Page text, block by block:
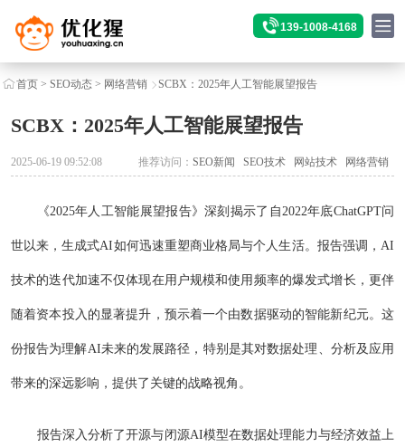
139-1008-4168
首页> SEO动态> 网络营销 SCBX：2025年人工智能展望报告
SCBX：2025年人工智能展望报告
2025-06-19 09:52:08 推荐访问：SEO新闻 SEO技术 网站技术 网络营销
《2025年人工智能展望报告》深刻揭示了自2022年底ChatGPT问
世以来，生成式AI如何迅速重塑商业格局与个人生活。报告强调，AI
技术的迭代加速不仅体现在用户规模和使用频率的爆发式增长，更伴
随着资本投入的显著提升，预示着一个由数据驱动的智能新纪元。这
份报告为理解AI未来的发展路径，特别是其对数据处理、分析及应用
带来的深远影响，提供了关键的战略视角。
报告深入分析了开源与闭源AI模型在数据处理能力与经济效益上